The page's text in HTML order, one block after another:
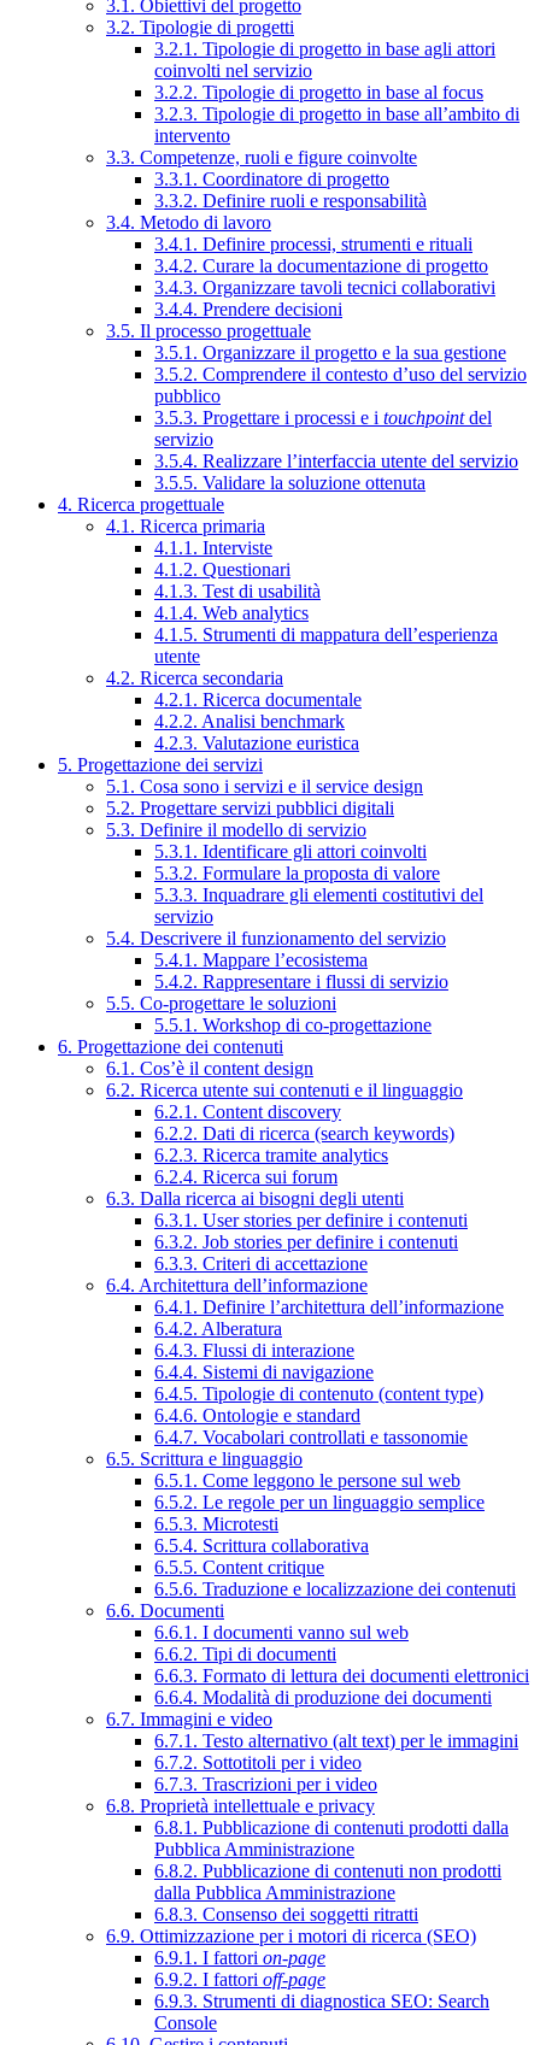
3.1. Obiettivi del progetto
3.2. Tipologie di progetti
3.2.1. Tipologie di progetto in base agli attori
coinvolti nel servizio
3.2.2. Tipologie di progetto in base al focus
3.2.3. Tipologie di progetto in base all’ambito di
intervento
3.3. Competenze, ruoli e figure coinvolte
3.3.1. Coordinatore di progetto
3.3.2. Definire ruoli e responsabilità
3.4. Metodo di lavoro
3.4.1. Definire processi, strumenti e rituali
3.4.2. Curare la documentazione di progetto
3.4.3. Organizzare tavoli tecnici collaborativi
3.4.4. Prendere decisioni
3.5. Il processo progettuale
3.5.1. Organizzare il progetto e la sua gestione
3.5.2. Comprendere il contesto d’uso del servizio
pubblico
3.5.3. Progettare i processi e i touchpointdel
servizio
3.5.4. Realizzare l’interfaccia utente del servizio
3.5.5. Validare la soluzione ottenuta
4. Ricerca progettuale
4.1. Ricerca primaria
4.1.1. Interviste
4.1.2. Questionari
4.1.3. Test di usabilità
4.1.4. Web analytics
4.1.5. Strumenti di mappatura dell’esperienza
utente
4.2. Ricerca secondaria
4.2.1. Ricerca documentale
4.2.2. Analisi benchmark
4.2.3. Valutazione euristica
5. Progettazione dei servizi
5.1. Cosa sono i servizi e il service design
5.2. Progettare servizi pubblici digitali
5.3. Definire il modello di servizio
5.3.1. Identificare gli attori coinvolti
5.3.2. Formulare la proposta di valore
5.3.3. Inquadrare gli elementi costitutivi del
servizio
5.4. Descrivere il funzionamento del servizio
5.4.1. Mappare l’ecosistema
5.4.2. Rappresentare i flussi di servizio
5.5. Co-progettare le soluzioni
5.5.1. Workshop di co-progettazione
6. Progettazione dei contenuti
6.1. Cos’è il content design
6.2. Ricerca utente sui contenuti e il linguaggio
6.2.1. Content discovery
6.2.2. Dati di ricerca (search keywords)
6.2.3. Ricerca tramite analytics
6.2.4. Ricerca sui forum
6.3. Dalla ricerca ai bisogni degli utenti
6.3.1. User stories per definire i contenuti
6.3.2. Job stories per definire i contenuti
6.3.3. Criteri di accettazione
6.4. Architettura dell’informazione
6.4.1. Definire l’architettura dell’informazione
6.4.2. Alberatura
6.4.3. Flussi di interazione
6.4.4. Sistemi di navigazione
6.4.5. Tipologie di contenuto (content type)
6.4.6. Ontologie e standard
6.4.7. Vocabolari controllati e tassonomie
6.5. Scrittura e linguaggio
6.5.1. Come leggono le persone sul web
6.5.2. Le regole per un linguaggio semplice
6.5.3. Microtesti
6.5.4. Scrittura collaborativa
6.5.5. Content critique
6.5.6. Traduzione e localizzazione dei contenuti
6.6. Documenti
6.6.1. I documenti vanno sul web
6.6.2. Tipi di documenti
6.6.3. Formato di lettura dei documenti elettronici
6.6.4. Modalità di produzione dei documenti
6.7. Immagini e video
6.7.1. Testo alternativo (alt text) per le immagini
6.7.2. Sottotitoli per i video
6.7.3. Trascrizioni per i video
6.8. Proprietà intellettuale e privacy
6.8.1. Pubblicazione di contenuti prodotti dalla
Pubblica Amministrazione
6.8.2. Pubblicazione di contenuti non prodotti
dalla Pubblica Amministrazione
6.8.3. Consenso dei soggetti ritratti
6.9. Ottimizzazione per i motori di ricerca (SEO)
6.9.1. I fattori on-page
6.9.2. I fattori off-page
6.9.3. Strumenti di diagnostica SEO: Search
Console